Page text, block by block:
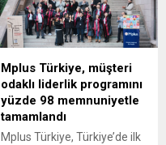
Mplus Türkiye, müşteri
odaklı liderlik programını
yüzde 98 memnuniyetle
tamamlandı
Mplus Türkiye, Türkiye’de ilk